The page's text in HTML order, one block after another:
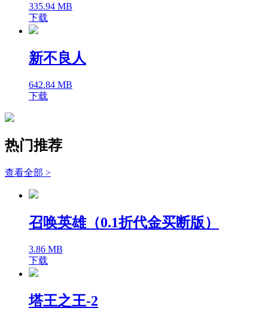
335.94 MB
下载
新不良人
642.84 MB
下载
热门推荐
查看全部 >
召唤英雄（0.1折代金买断版）
3.86 MB
下载
塔王之王-2